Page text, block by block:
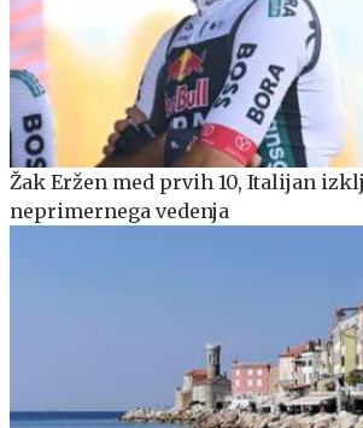
Žak Eržen med prvih 10, Italijan
neprimernega vedenja